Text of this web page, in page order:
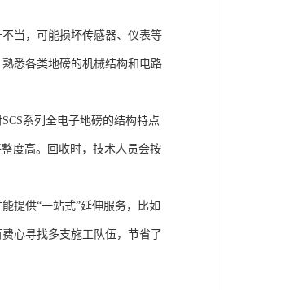
当，可能损坏传感器、仪表等
悉各类地磅的机械结构和电路
系列全电子地磅的结构特点
度高。回收时，技术人员会按
提供“一站式”延伸服务，比如
心寻找多支施工队伍，节省了